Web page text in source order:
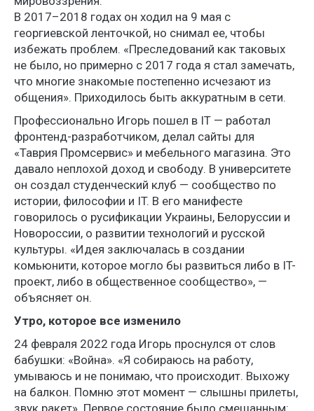
В 2017–2018 годах он ходил на 9 мая с
георгиевской ленточкой, но снимал ее, чтобы
избежать проблем. «Преследований как таковых
не было, но примерно с 2017 года я стал замечать,
что многие знакомые постепенно исчезают из
общения». Приходилось быть аккуратным в сети.
Профессионально Игорь пошел в IT — работал
фронтенд-разработчиком, делал сайты для
«Таврия Промсервис» и мебельного магазина. Это
давало неплохой доход и свободу. В университете
он создал студенческий клуб — сообщество по
истории, философии и IT. В его манифесте
говорилось о русификации Украины, Белоруссии и
Новороссии, о развитии технологий и русской
культуры. «Идея заключалась в создании
комьюнити, которое могло бы развиться либо в IT-
проект, либо в общественное сообщество», —
объясняет он.
Утро, которое все изменило
24 февраля 2022 года Игорь проснулся от слов
бабушки: «Война». «Я собираюсь на работу,
умываюсь и не понимаю, что происходит. Выхожу
на балкон. Помню этот момент — слышны прилеты,
звук ракет». Первое состояние было смешанным: